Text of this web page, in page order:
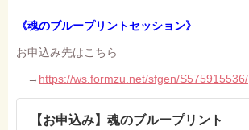
《魂のブループリントセッション》
お申込み先はこちら
→ https://ws.formzu.net/sfgen/S575915536/
【お申込み】魂のブループリント